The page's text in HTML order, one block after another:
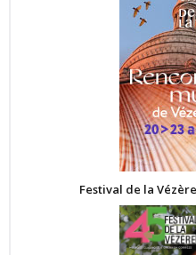
Festival de la